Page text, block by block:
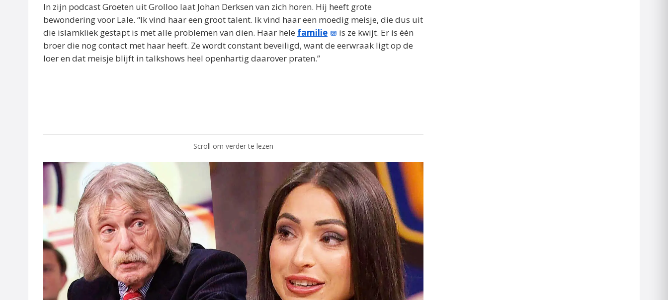
In zijn podcast Groeten uit Grolloo laat Johan Derksen van zich horen. Hij heeft grote
bewondering voor Lale. “Ik vind haar een groot talent. Ik vind haar een moedig meisje, die dus uit
die islamkliek gestapt is met alle problemen van dien. Haar hele familie
is ze kwijt. Er is één
broer die nog contact met haar heeft. Ze wordt constant beveiligd, want de eerwraak ligt op de
loer en dat meisje blijft in talkshows heel openhartig daarover praten.”
Scroll om verder te lezen